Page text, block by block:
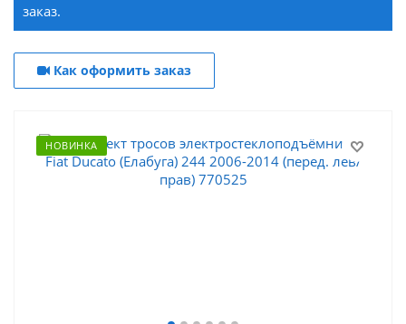
заказ.
Как оформить заказ
НОВИНКА